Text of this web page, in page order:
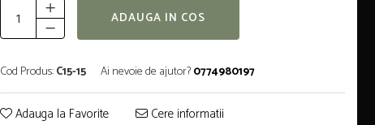
ADAUGA IN COS
Cod Produs:C15-15 Ai nevoie de ajutor?0774980197
Adauga la Favorite Cere informatii